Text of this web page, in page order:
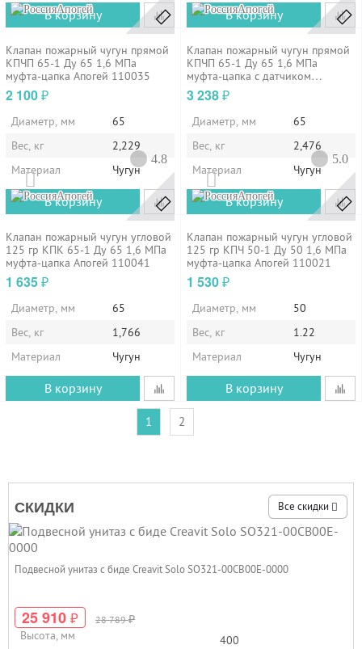
В корзину В корзину
Апогей
Клапан пожарный чугун прямой
КПЧП 65-1 Ду 65 1,6 МПа
муфта-цапка Апогей 110035
2 100₽
Диаметр, мм
65
Вес, кг
2,229
Материал
Чугун
В корзину
Апогей
Клапан пожарный чугун прямой
КПЧП 65-1 Ду 65 1,6 МПа
муфта-цапка с датчиком
положения ДППК 24 Апогей
110036
3 238₽
Диаметр, мм
65
Вес, кг
2,476
Материал
Чугун
В корзину
Апогей
4.8
Клапан пожарный чугун угловой
125 гр КПК 65-1 Ду 65 1,6 МПа
муфта-цапка Апогей 110041
1 635₽
Диаметр, мм
65
Вес, кг
1,766
Материал
Чугун
В корзину
Апогей
5.0
Клапан пожарный чугун угловой
125 гр КПЧ 50-1 Ду 50 1,6 МПа
муфта-цапка Апогей 110021
1 530₽
Диаметр, мм
50
Вес, кг
1.22
Материал
Чугун
В корзину
1 2
СКИДКИ Все скидки
Подвесной унитаз с биде Creavit Solo SO321-00CB00E-0000
25 910 ₽ 28 789₽
Высота, мм
400